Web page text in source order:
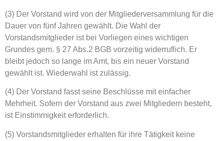
(3) Der Vorstand wird von der Mitgliederversammlung für die
Dauer von fünf Jahren gewählt. Die Wahl der
Vorstandsmitglieder ist bei Vorliegen eines wichtigen
Grundes gem. § 27 Abs.2 BGB vorzeitig widerruflich. Er
bleibt jedoch so lange im Amt, bis ein neuer Vorstand
gewählt ist. Wiederwahl ist zulässig.
(4) Der Vorstand fasst seine Beschlüsse mit einfacher
Mehrheit. Sofern der Vorstand aus zwei Mitgliedern besteht,
ist Einstimmigkeit erforderlich.
(5) Vorstandsmitglieder erhalten für ihre Tätigkeit keine